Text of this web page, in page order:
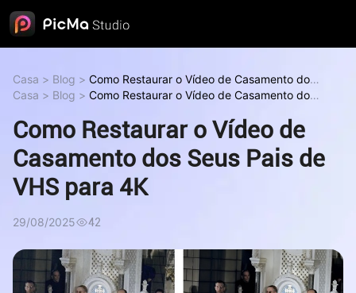
Casa > Blog > Como Restaurar o Vídeo de Casamento dos
Seus Pais de VHS para 4KComo Restaurar o Vídeo de
Casa > Blog > Como Restaurar o Vídeo de Casamento dos
Casamento dos Seus Pais de VHS para 4K
Como Restaurar o Vídeo de
Casamento dos Seus Pais de
VHS para 4K
29/08/2025 42